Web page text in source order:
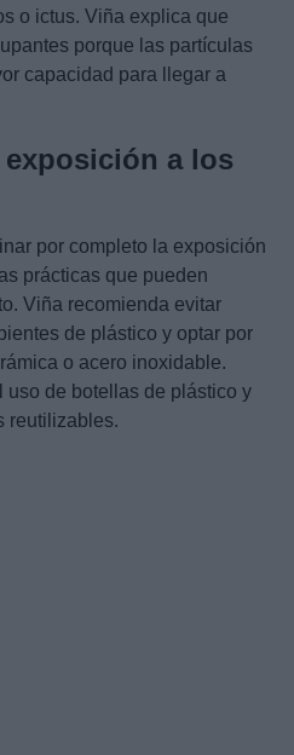
o ictus. Viña explica que
porque las partículas
capacidad para llegar a
a los
por completo la exposición
prácticas que pueden
Viña recomienda evitar
de plástico y optar por
o acero inoxidable.
uso de botellas de plástico y
reutilizables.